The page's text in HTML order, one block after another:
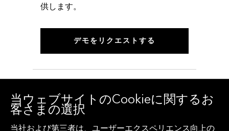
供します。
デモをリクエストする
当ウェブサイトのCookieに関するお
客さまの選択
当社および第三者は、ユーザーエクスペリエンス向上の